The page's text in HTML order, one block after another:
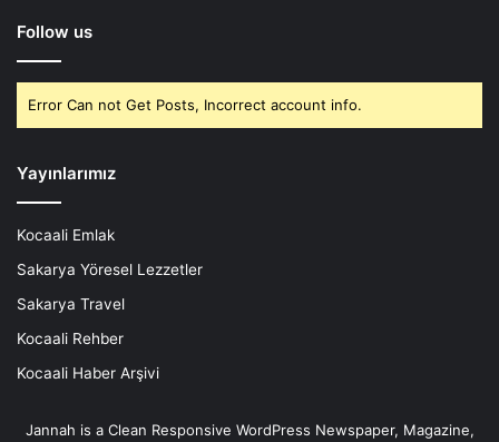
Follow us
Error Can not Get Posts, Incorrect account info.
Yayınlarımız
Kocaali Emlak
Sakarya Yöresel Lezzetler
Sakarya Travel
Kocaali Rehber
Kocaali Haber Arşivi
Jannah is a Clean Responsive WordPress Newspaper, Magazine,